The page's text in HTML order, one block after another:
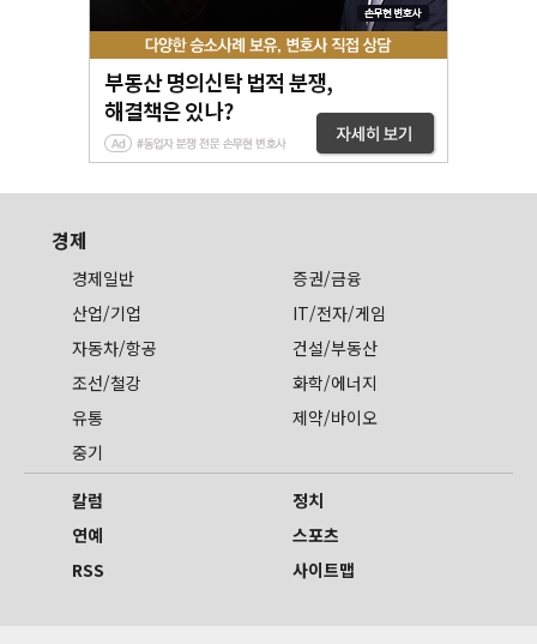
경제
경제일반
증권/금융
산업/기업
IT/전자/게임
자동차/항공
건설/부동산
조선/철강
화학/에너지
유통
제약/바이오
중기
칼럼
정치
연예
스포츠
RSS
사이트맵